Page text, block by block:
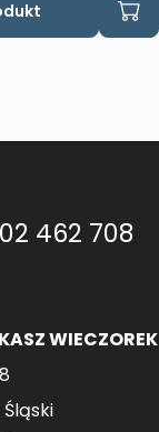
462 708
WIECZOREK